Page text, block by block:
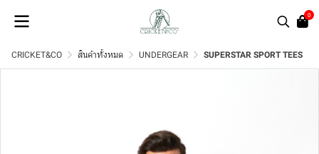
0
CRICKET&CO สินค้าทั้งหมด UNDERGEAR SUPERSTAR SPORT TEES